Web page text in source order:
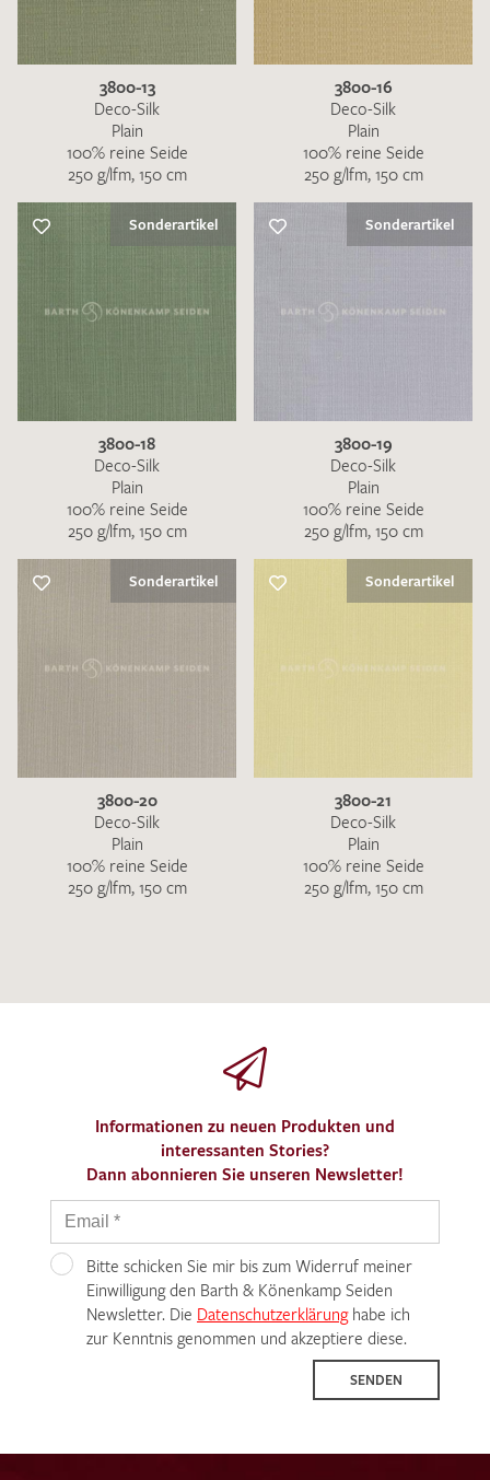
3800-13
Deco-Silk
Plain
100% reine Seide
250 g/lfm, 150 cm
3800-16
Deco-Silk
Plain
100% reine Seide
250 g/lfm, 150 cm
Sonderartikel
3800-18
Deco-Silk
Plain
100% reine Seide
250 g/lfm, 150 cm
Sonderartikel
3800-19
Deco-Silk
Plain
100% reine Seide
250 g/lfm, 150 cm
Sonderartikel
3800-20
Deco-Silk
Plain
100% reine Seide
250 g/lfm, 150 cm
Sonderartikel
3800-21
Deco-Silk
Plain
100% reine Seide
250 g/lfm, 150 cm
Informationen zu neuen Produkten und
interessanten Stories?
Dann abonnieren Sie unseren Newsletter!
Bitte schicken Sie mir bis zum Widerruf meiner
Einwilligung den Barth & Könenkamp Seiden
Newsletter. Die Datenschutzerklärunghabe ich
zur Kenntnis genommen und akzeptiere diese.
SENDEN